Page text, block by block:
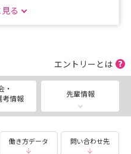
てみましょう！一緒にラン
護師を志望する方々もお
る
エントリーとは
・
考情報
先輩情報
働き方データ 問い合わせ先